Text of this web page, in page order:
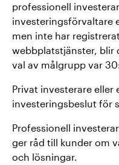
professionell
investeringsförvaltare
men inte har
webbplatstjänster, blir
val av målgrupp var
Privat investerare
investeringsbeslut för
Professionell
ger råd till kunder om
och lösningar.